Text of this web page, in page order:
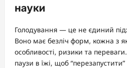
науки
Голодування — це не єдиний
Воно має безліч форм, кожна з
особливості, ризики та
паузи в їжі, щоб